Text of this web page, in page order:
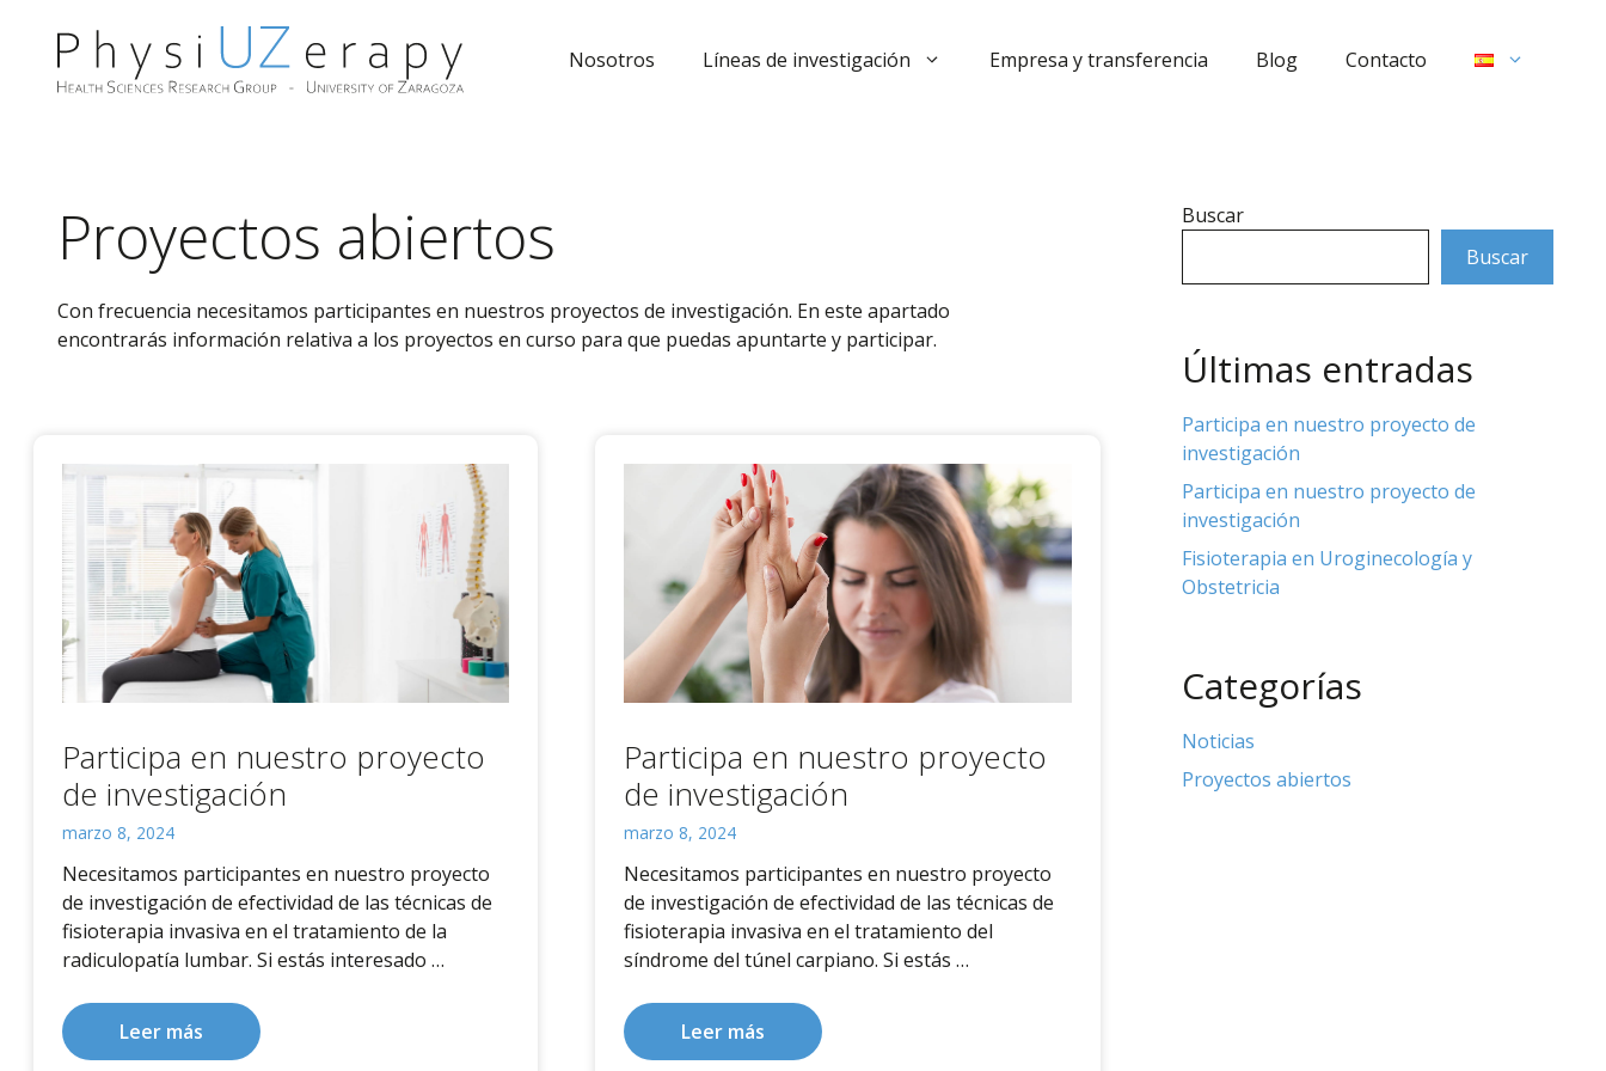
contenido
Nosotros Líneas de investigación Empresa y transferencia Blog Contacto
Proyectos abiertos
Con frecuencia necesitamos participantes en nuestros proyectos de investigación. En este apartado
encontrarás información relativa a los proyectos en curso para que puedas apuntarte y participar.
Participa en nuestro proyecto
de investigación
marzo 8, 2024
Necesitamos participantes en nuestro proyecto
de investigación de efectividad de las técnicas de
fisioterapia invasiva en el tratamiento de la
radiculopatía lumbar. Si estás interesado …
Leer más
Participa en nuestro proyecto
de investigación
marzo 8, 2024
Necesitamos participantes en nuestro proyecto
de investigación de efectividad de las técnicas de
fisioterapia invasiva en el tratamiento del
síndrome del túnel carpiano. Si estás …
Leer más
Buscar
Buscar
Últimas entradas
Participa en nuestro proyecto de
investigación
Participa en nuestro proyecto de
investigación
Fisioterapia en Uroginecología y
Obstetricia
Categorías
Noticias
Proyectos abiertos